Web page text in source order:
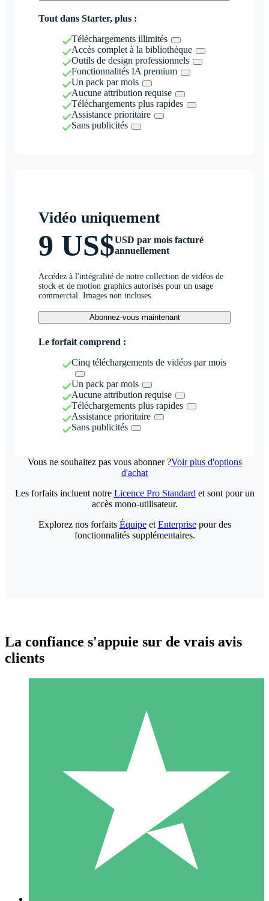
Tout dans Starter, plus :
Téléchargements illimités
Accès complet à la bibliothèque
Outils de design professionnels
Fonctionnalités IA premium
Un pack par mois
Aucune attribution requise
Téléchargements plus rapides
Assistance prioritaire
Sans publicités
Vidéo uniquement
9 US$USD par mois facturé
annuellement
Accédez à l'intégralité de notre collection de vidéos de
stock et de motion graphics autorisés pour un usage
commercial. Images non incluses.
Abonnez-vous maintenant
Le forfait comprend :
Cinq téléchargements de vidéos par mois
Un pack par mois
Aucune attribution requise
Téléchargements plus rapides
Assistance prioritaire
Sans publicités
Vous ne souhaitez pas vous abonner ?Voir plus d'options
d'achat
Packs de Crédits Individuels
Payez à l'utilisation avec des crédits de téléchargement. Sans
1 Téléchargement
10 00
Les forfaits incluent notre Licence Pro Standard et sont pour un
accès mono-utilisateur.
Explorez nos forfaits Équipeet Enterprisepour des
fonctionnalités supplémentaires.
La confiance s'appuie sur de vrais avis
clients